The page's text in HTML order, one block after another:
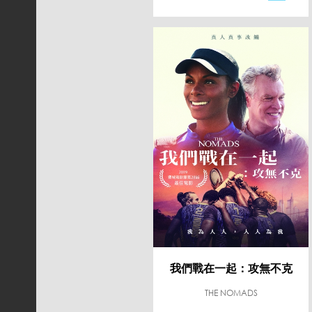
我們戰在一起：攻無不克
THE NOMADS